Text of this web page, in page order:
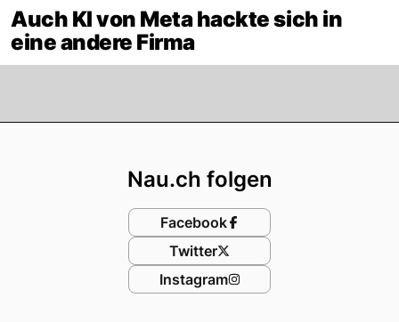
Auch KI von Meta hackte sich in
eine andere Firma
Nau.ch folgen
Facebook
Twitter
Instagram